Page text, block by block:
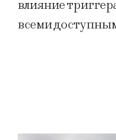
влияние
всеми